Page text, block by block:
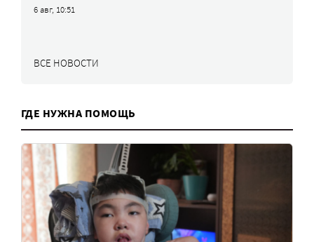
6 авг, 10:51
ВСЕ НОВОСТИ
ГДЕ НУЖНА ПОМОЩЬ